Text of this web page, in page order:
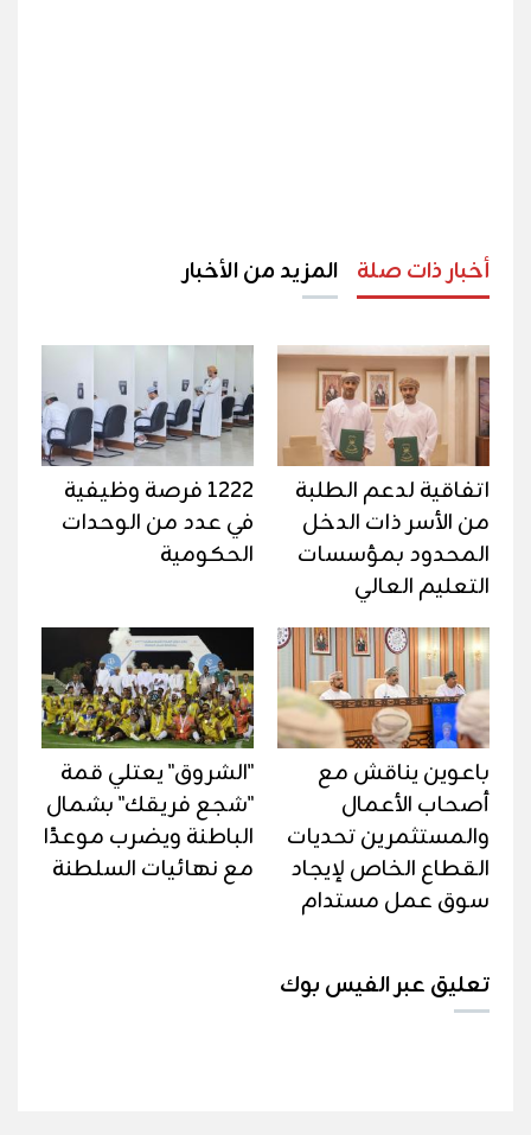
أخبار ذات صلة المزيد من الأخبار
اتفاقية لدعم الطلبة
من الأسر ذات الدخل
المحدود بمؤسسات
التعليم العالي
1222 فرصة وظيفية
في عدد من الوحدات
الحكومية
باعوين يناقش مع
أصحاب الأعمال
والمستثمرين تحديات
القطاع الخاص لإيجاد
سوق عمل مستدام
"الشروق" يعتلي قمة
"شجع فريقك" بشمال
الباطنة ويضرب موعدًا
مع نهائيات السلطنة
تعليق عبر الفيس بوك